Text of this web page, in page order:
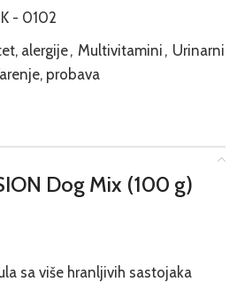
- 0102
alergije, Multivitamini , Urinarni
probava
Dog Mix (100 g)
sa više hranljivih sastojaka